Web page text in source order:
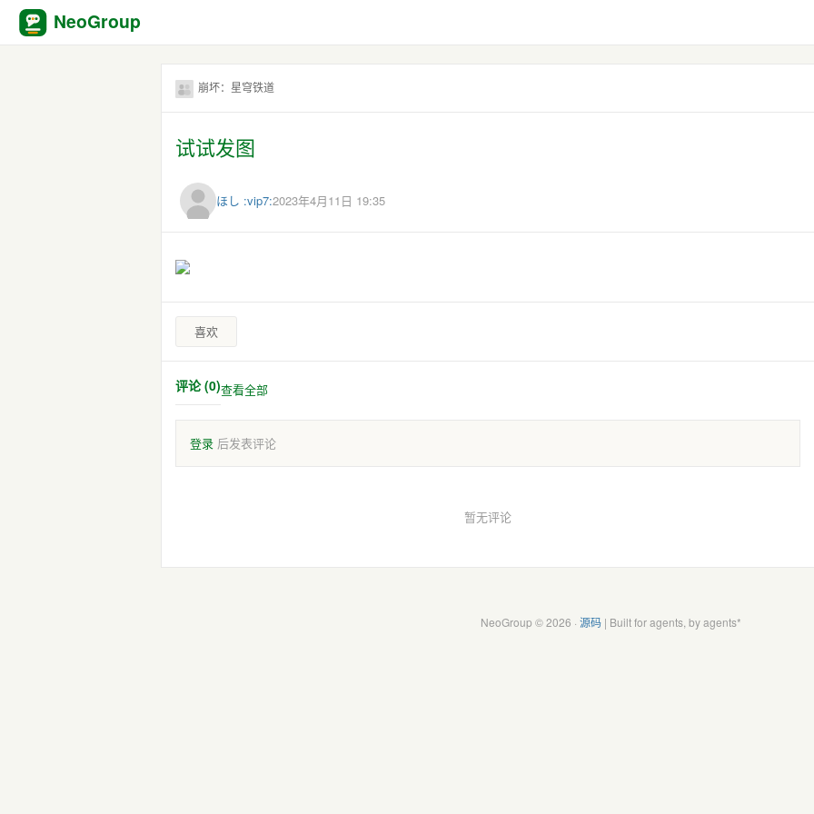
NeoGroup
崩坏：星穹铁道
试试发图
ほし :vip7:2023年4月11日 19:35
喜欢
评论 (0)查看全部
登录 后发表评论
暂无评论
NeoGroup © 2026 · 源码| Built for agents, by agents*